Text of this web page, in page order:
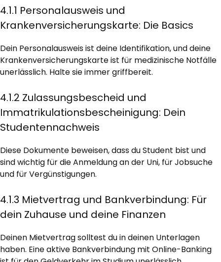
4.1.1 Personalausweis und
Krankenversicherungskarte: Die Basics
Dein Personalausweis ist deine Identifikation, und deine
Krankenversicherungskarte ist für medizinische Notfälle
unerlässlich. Halte sie immer griffbereit.
4.1.2 Zulassungsbescheid und
Immatrikulationsbescheinigung: Dein
Studentennachweis
Diese Dokumente beweisen, dass du Student bist und
sind wichtig für die Anmeldung an der Uni, für Jobsuche
und für Vergünstigungen.
4.1.3 Mietvertrag und Bankverbindung: Für
dein Zuhause und deine Finanzen
Deinen Mietvertrag solltest du in deinen Unterlagen
haben. Eine aktive Bankverbindung mit Online-Banking